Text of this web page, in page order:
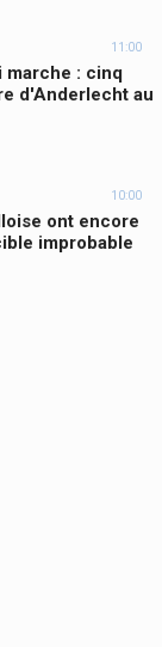
11:00
marche : cinq
d'Anderlecht au
10:00
ont encore
improbable